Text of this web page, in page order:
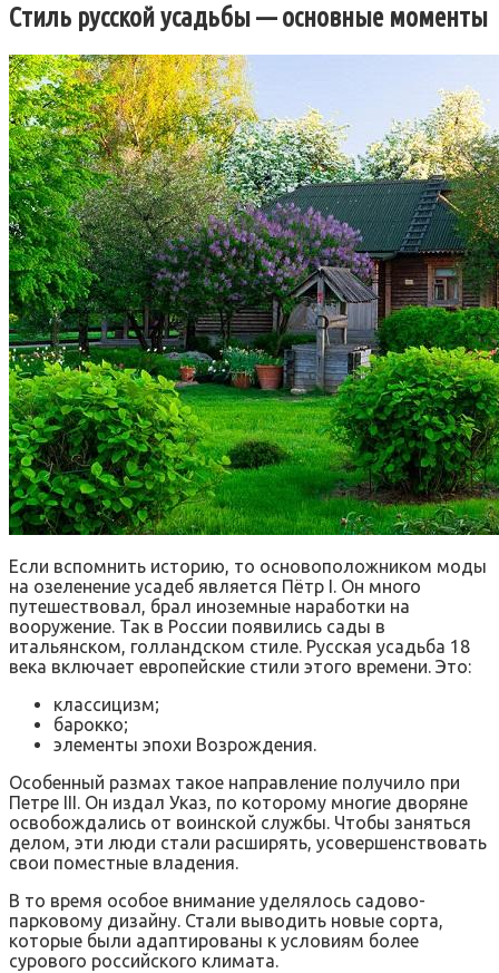
Стиль русской усадьбы — основные моменты
Если вспомнить историю, то основоположником моды
на озеленение усадеб является Пётр I. Он много
путешествовал, брал иноземные наработки на
вооружение. Так в России появились сады в
итальянском, голландском стиле. Русская усадьба 18
века включает европейские стили этого времени. Это:
классицизм;
барокко;
элементы эпохи Возрождения.
Особенный размах такое направление получило при
Петре III. Он издал Указ, по которому многие дворяне
освобождались от воинской службы. Чтобы заняться
делом, эти люди стали расширять, усовершенствовать
свои поместные владения.
В то время особое внимание уделялось садово-
парковому дизайну. Стали выводить новые сорта,
которые были адаптированы к условиям более
сурового российского климата.